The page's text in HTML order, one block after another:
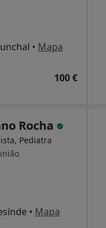
• Mapa
100 €
Rocha
Pediatra
• Mapa